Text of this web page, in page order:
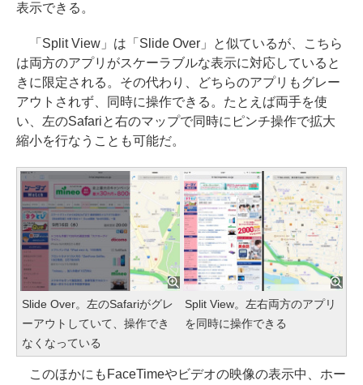
表示できる。
「Split View」は「Slide Over」と似ているが、こちら
は両方のアプリがスケーラブルな表示に対応していると
きに限定される。その代わり、どちらのアプリもグレー
アウトされず、同時に操作できる。たとえば両手を使
い、左のSafariと右のマップで同時にピンチ操作で拡大
縮小を行なうことも可能だ。
Slide Over。左のSafariがグレ
ーアウトしていて、操作でき
なくなっている
Split View。左右両方のアプリ
を同時に操作できる
このほかにもFaceTimeやビデオの映像の表示中、ホー